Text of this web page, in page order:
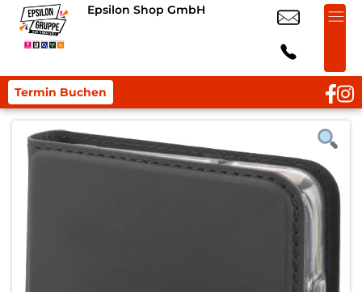
Epsilon Shop GmbH
Termin Buchen